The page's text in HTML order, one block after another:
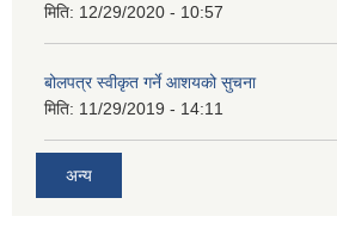
मिति: 12/29/2020 - 10:57
बोलपत्र स्वीकृत गर्ने आशयको सुचना
मिति: 11/29/2019 - 14:11
अन्य